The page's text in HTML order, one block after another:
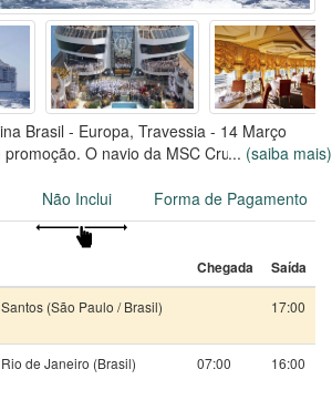
Brasil - Europa, Travessia - 14 Março
O navio da MSC Cruzeiros foi
até 4202 passageiros, com uma
16 noites, saindo de Santos, em
... (saiba mais)
Não Inclui Forma de Pagamento
Chegada Saída
Santos (São Paulo / Brasil) 17:00
Rio de Janeiro (Brasil) 07:00 16:00